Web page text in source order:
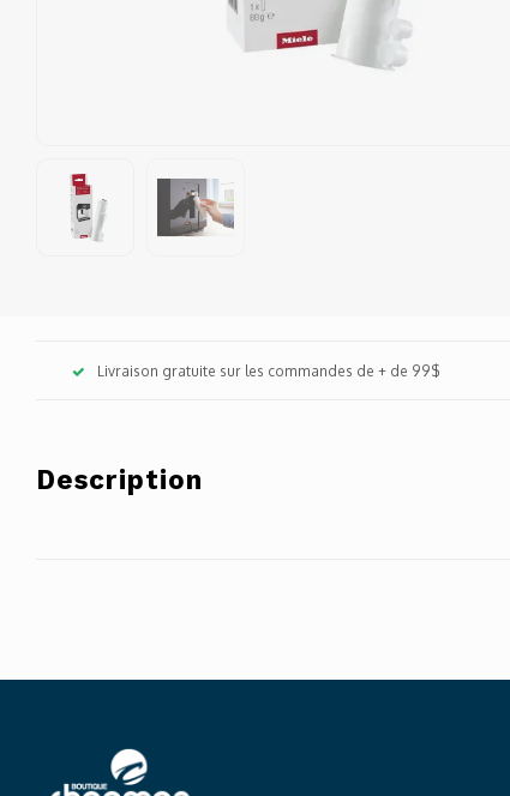
Livraison gratuite sur les commandes de + de 99$
Description